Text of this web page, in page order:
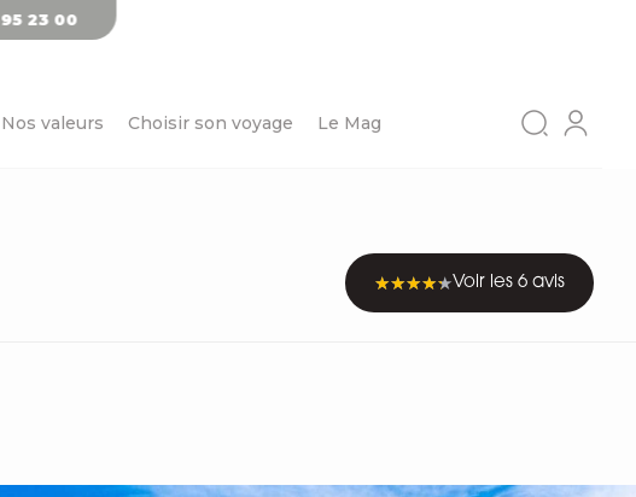
23 00
Nos valeurs Choisir son voyage Le Mag
Voir les 6 avis